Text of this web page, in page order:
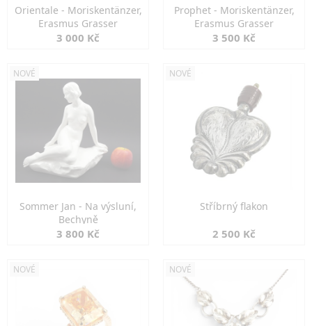
Orientale - Moriskentänzer,
Erasmus Grasser
3 000 Kč
Prophet - Moriskentänzer,
Erasmus Grasser
3 500 Kč
NOVÉ
Sommer Jan - Na výsluní,
Bechyně
3 800 Kč
NOVÉ
Stříbrný flakon
2 500 Kč
NOVÉ NOVÉ